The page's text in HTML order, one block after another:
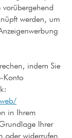
werden, um
indem Sie
Konto
in Ihrem
Ihrer
oder widerrufen